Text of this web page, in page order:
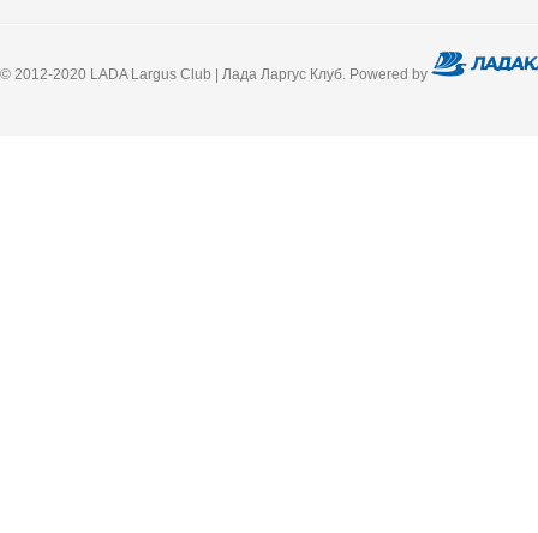
© 2012-2020 LADA Largus Club | Лада Ларгус Клуб. Powered by